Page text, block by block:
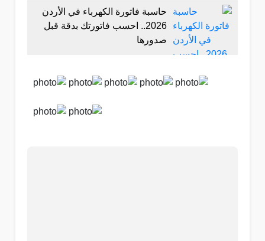
حاسبة فاتورة الكهرباء في الأردن
2026.. احسب فاتورتك بدقة قبل
صدورها